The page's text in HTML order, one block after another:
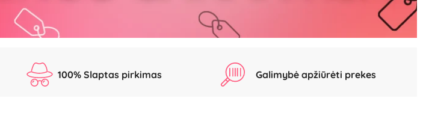
100% Slaptas pirkimas Galimybė apžiūrėti prekes